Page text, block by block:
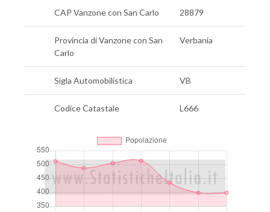
CAP Vanzone con San Carlo 28879
Provincia di Vanzone con San
Carlo
Verbania
Sigla Automobilistica VB
Codice Catastale L666